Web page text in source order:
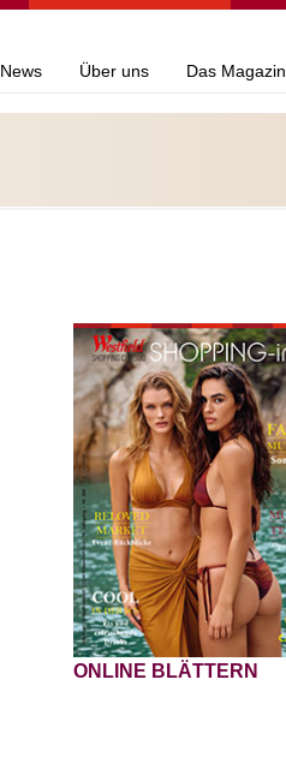
News Über uns Das Magazin
ONLINE BLÄTTERN